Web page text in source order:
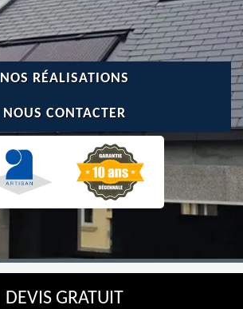
NOS RÉALISATIONS
NOUS CONTACTER
DEVIS GRATUIT